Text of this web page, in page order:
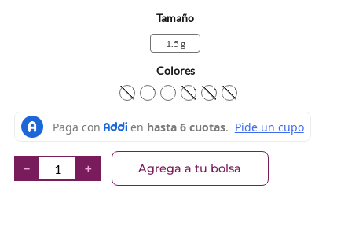
Tamaño
1.5 g
Colores
TEXTURA_736372667243
TEXTURA_736372667144
TEXTURA_736372667113
TEXTURA_736372667137
＋
－ Agrega a tu bolsa